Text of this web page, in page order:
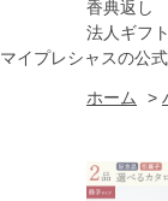
香典返し
法人ギフト
マイプレシャスの公
ホーム >